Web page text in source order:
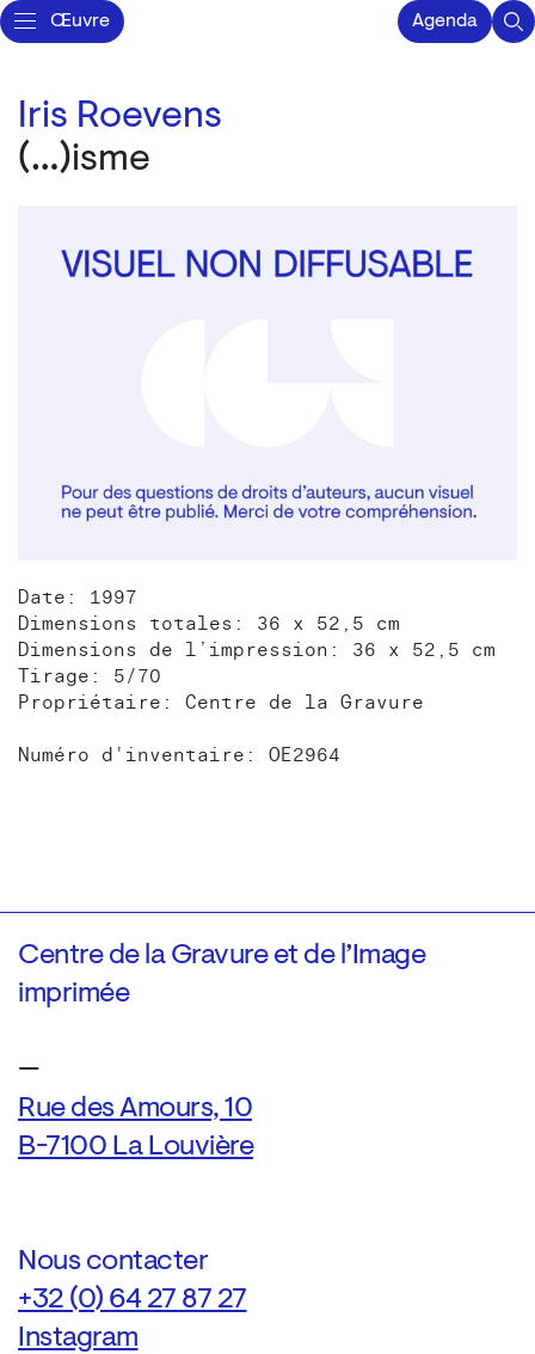
Œuvre Agenda
Iris Roevens
(…)isme
Date: 1997
Dimensions totales: 36 x 52,5 cm
Dimensions de l’impression: 36 x 52,5 cm
Tirage: 5/70
Propriétaire: Centre de la Gravure
Numéro d'inventaire: OE2964
Centre de la Gravure et de l’Image
imprimée
—
Rue des Amours, 10
B-7100 La Louvière
Nous contacter
+32 (0) 64 27 87 27
Instagram